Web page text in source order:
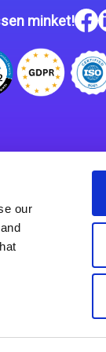
our
minket!